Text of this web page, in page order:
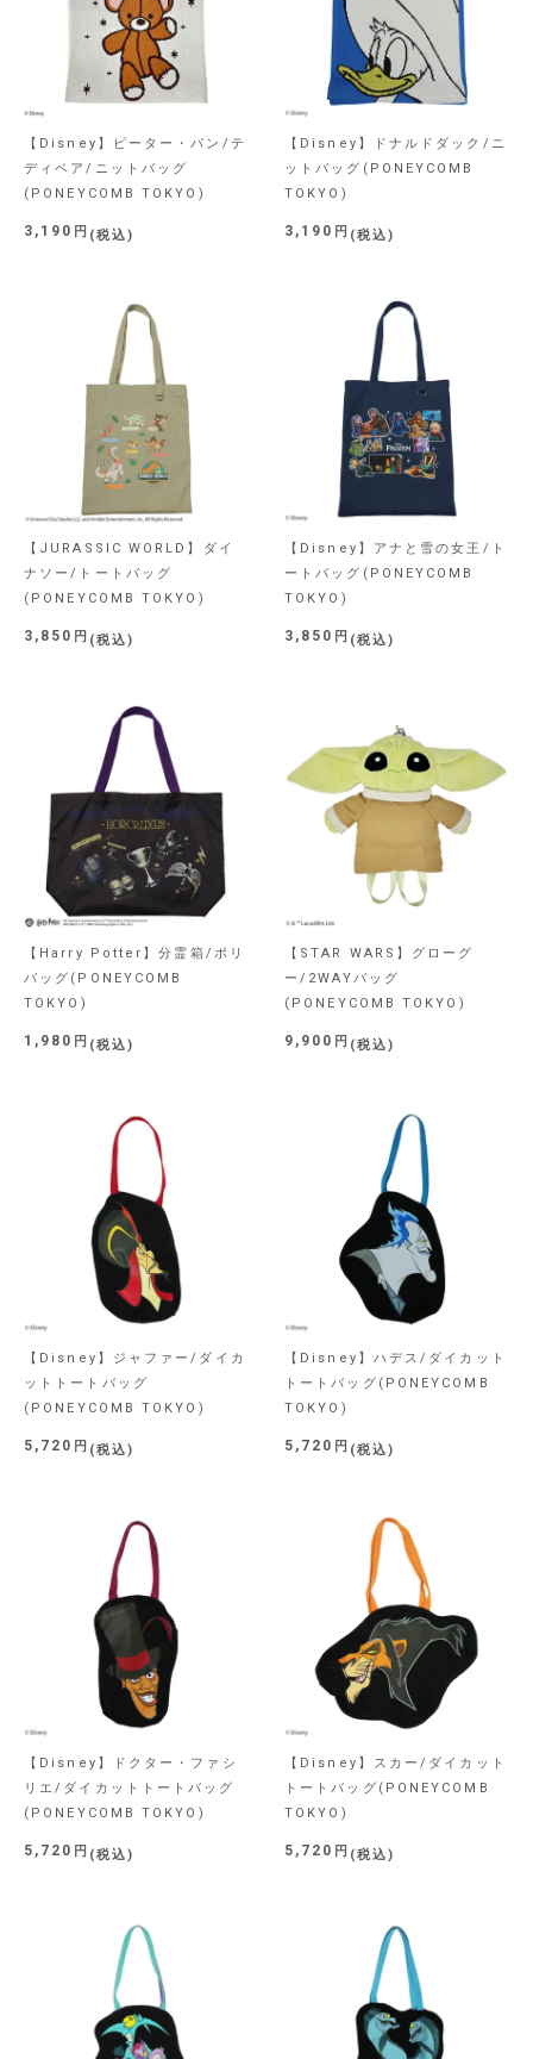
【Disney】ピーター・パン/テ
ディベア/ニットバッグ
(PONEYCOMB TOKYO)
3,190 税込
【Disney】ドナルドダック/ニ
ットバッグ(PONEYCOMB
TOKYO)
3,190 税込
【JURASSIC WORLD】ダイ
ナソー/トートバッグ
(PONEYCOMB TOKYO)
3,850 税込
【Disney】アナと雪の女王/ト
ートバッグ(PONEYCOMB
TOKYO)
3,850 税込
【Harry Potter】分霊箱/ポリ
バッグ(PONEYCOMB
TOKYO)
1,980 税込
【STAR WARS】グローグ
ー/2WAYバッグ
(PONEYCOMB TOKYO)
9,900 税込
【Disney】ジャファー/ダイカ
ットトートバッグ
(PONEYCOMB TOKYO)
5,720 税込
【Disney】ハデス/ダイカット
トートバッグ(PONEYCOMB
TOKYO)
5,720 税込
【Disney】ドクター・ファシ
リエ/ダイカットトートバッグ
(PONEYCOMB TOKYO)
5,720 税込
【Disney】スカー/ダイカット
トートバッグ(PONEYCOMB
TOKYO)
5,720 税込